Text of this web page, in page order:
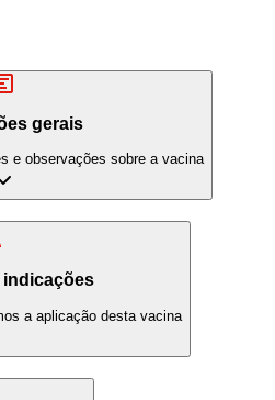
gerais
e observações sobre a vacina
indicações
a aplicação desta vacina